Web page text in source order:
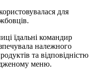
для
їдальні командир
належного
та відповідністю
меню.